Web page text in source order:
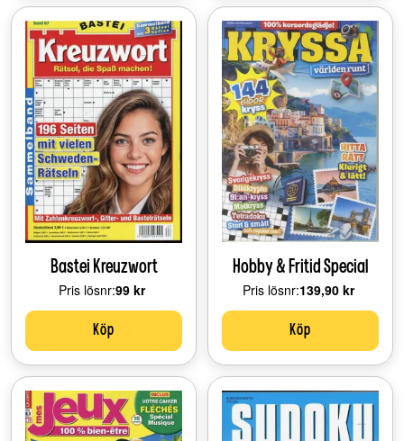
Bastei Kreuzwort
Pris lösnr:Price:
99 kr
Köp
Hobby & Fritid Special
Pris lösnr:Price:
139,90 kr
Köp